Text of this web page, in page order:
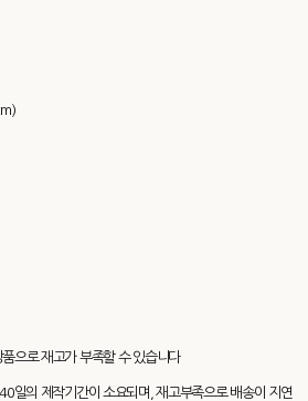
으로 재고가 부족할 수 있습니다
일의 제작기간이 소요되며, 재고부족으로 배송이 지연